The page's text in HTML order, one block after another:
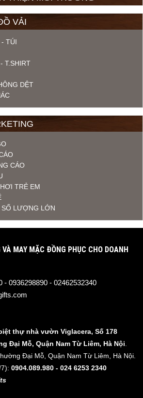
VẢI
- TÚI
T.SHIRT
DỆT
CÁO
TRẺ EM
SỐ LƯỢNG LỚN
MAY MẶC ĐỒNG PHỤC CHO DOANH
- 0936298890 - 02462532340
thự nhà vườn Viglacera, Số 178
Đại Mỗ, Quận Nam Từ Liêm, Hà Nội
Đại Mỗ, Quận Nam Từ Liêm, Hà Nội.
0904.089.980 - 024 6253 2340